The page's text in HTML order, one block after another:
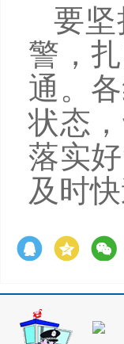
要坚
警，
通。
状态
落实
及时